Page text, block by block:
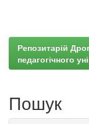
Репозитарій
педагогічного
Пошук